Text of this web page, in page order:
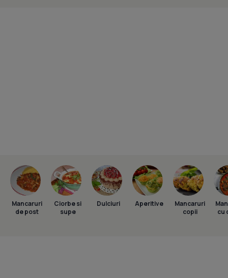
Mancaruri
de post
Ciorbe si
supe
Dulciuri Aperitive
Mancaruri
copii
cu